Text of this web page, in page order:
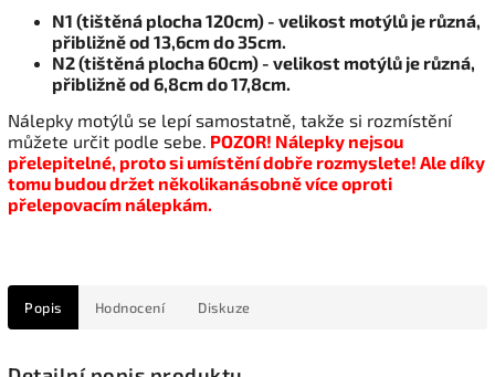
N1 (tištěná plocha 120cm) - velikost motýlů je různá,
přibližně od 13,6cm do 35cm.
N2 (tištěná plocha 60cm) - velikost motýlů je různá,
přibližně od 6,8cm do 17,8cm.
Nálepky motýlů se lepí samostatně, takže si rozmístění
můžete určit podle sebe. POZOR! Nálepky nejsou
přelepitelné, proto si umístění dobře rozmyslete! Ale díky
tomu budou držet několikanásobně více oproti
přelepovacím nálepkám.
Popis Hodnocení Diskuze